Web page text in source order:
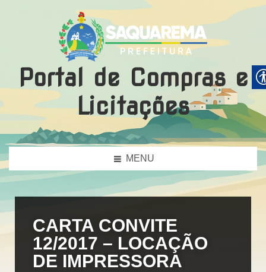
Portal de Compras e
Licitações
MENU
CARTA CONVITE
12/2017 – LOCAÇÃO
DE IMPRESSORA